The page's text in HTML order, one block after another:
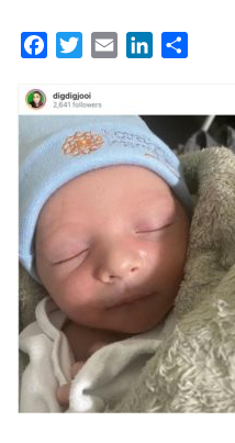
FacebookTwitterEmail LinkedIn